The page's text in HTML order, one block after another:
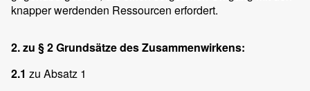
knapper werdenden Ressourcen erfordert.
2. zu § 2 Grundsätze des Zusammenwirkens:
2.1 zu Absatz 1